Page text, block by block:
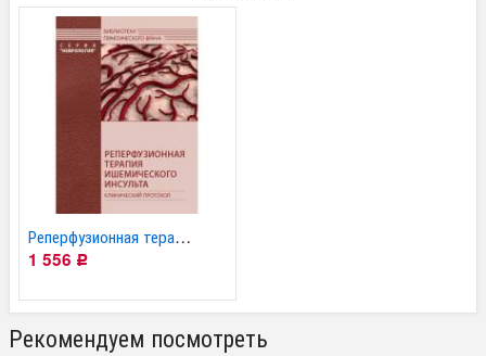
Реперфузионная терапия...
1 556 Р
Рекомендуем посмотреть